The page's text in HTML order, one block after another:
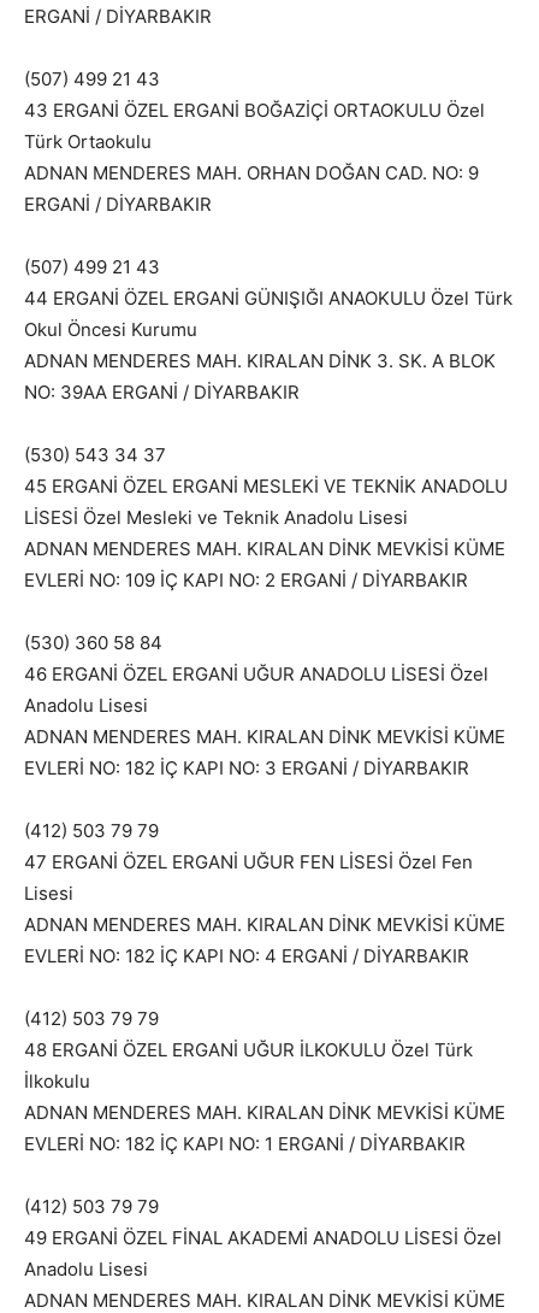
ERGANİ / DİYARBAKIR
(507) 499 21 43
43 ERGANİ ÖZEL ERGANİ BOĞAZİÇİ ORTAOKULU Özel
Türk Ortaokulu
ADNAN MENDERES MAH. ORHAN DOĞAN CAD. NO: 9
ERGANİ / DİYARBAKIR
(507) 499 21 43
44 ERGANİ ÖZEL ERGANİ GÜNIŞIĞI ANAOKULU Özel Türk
Okul Öncesi Kurumu
ADNAN MENDERES MAH. KIRALAN DİNK 3. SK. A BLOK
NO: 39AA ERGANİ / DİYARBAKIR
(530) 543 34 37
45 ERGANİ ÖZEL ERGANİ MESLEKİ VE TEKNİK ANADOLU
LİSESİ Özel Mesleki ve Teknik Anadolu Lisesi
ADNAN MENDERES MAH. KIRALAN DİNK MEVKİSİ KÜME
EVLERİ NO: 109 İÇ KAPI NO: 2 ERGANİ / DİYARBAKIR
(530) 360 58 84
46 ERGANİ ÖZEL ERGANİ UĞUR ANADOLU LİSESİ Özel
Anadolu Lisesi
ADNAN MENDERES MAH. KIRALAN DİNK MEVKİSİ KÜME
EVLERİ NO: 182 İÇ KAPI NO: 3 ERGANİ / DİYARBAKIR
(412) 503 79 79
47 ERGANİ ÖZEL ERGANİ UĞUR FEN LİSESİ Özel Fen
Lisesi
ADNAN MENDERES MAH. KIRALAN DİNK MEVKİSİ KÜME
EVLERİ NO: 182 İÇ KAPI NO: 4 ERGANİ / DİYARBAKIR
(412) 503 79 79
48 ERGANİ ÖZEL ERGANİ UĞUR İLKOKULU Özel Türk
İlkokulu
ADNAN MENDERES MAH. KIRALAN DİNK MEVKİSİ KÜME
EVLERİ NO: 182 İÇ KAPI NO: 1 ERGANİ / DİYARBAKIR
(412) 503 79 79
49 ERGANİ ÖZEL FİNAL AKADEMİ ANADOLU LİSESİ Özel
Anadolu Lisesi
ADNAN MENDERES MAH. KIRALAN DİNK MEVKİSİ KÜME